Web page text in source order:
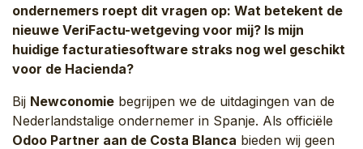
ondernemers roept dit vragen op: Wat betekent de
nieuwe VeriFactu-wetgeving voor mij? Is mijn
huidige facturatiesoftware straks nog wel geschikt
voor de Hacienda?
Bij Newconomie begrijpen we de uitdagingen van de
Nederlandstalige ondernemer in Spanje. Als officiële
Odoo Partner aan de Costa Blanca bieden wij geen